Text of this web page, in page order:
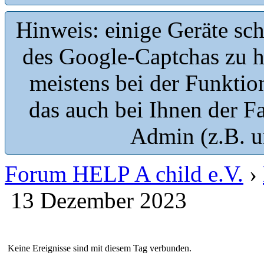
Hinweis: einige Geräte
des Google-Captchas zu
meistens bei der
das auch bei Ihnen der
Admin (z.B.
Forum HELP A child e.V. ›
13 Dezember 2023
Keine Ereignisse sind mit diesem Tag verbunden.